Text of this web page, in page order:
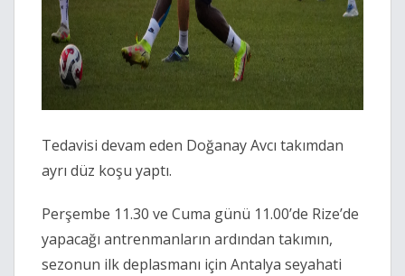
Tedavisi devam eden Doğanay Avcı takımdan
ayrı düz koşu yaptı.
Perşembe 11.30 ve Cuma günü 11.00’de Rize’de
yapacağı antrenmanların ardından takımın,
sezonun ilk deplasmanı için Antalya seyahati